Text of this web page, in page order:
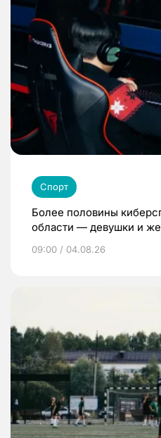
Спорт
Более половины
области — девушки и
09:00 / 04.08.26